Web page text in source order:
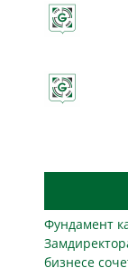
Фундамент
бизнесe